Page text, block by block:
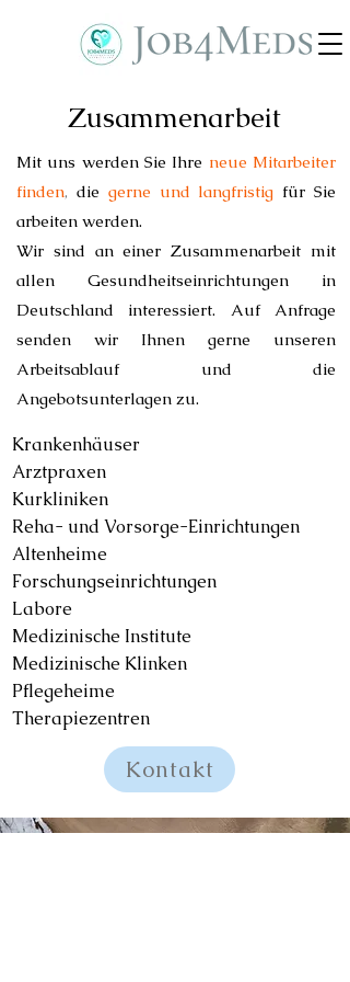
Zusammenarbeit
Mit uns werden Sie Ihre neue Mitarbeiter
finden, die gerne und langfristig für Sie
arbeiten werden.
Wir sind an einer Zusammenarbeit mit
allen Gesundheitseinrichtungen in
Deutschland interessiert. Auf Anfrage
senden wir Ihnen gerne unseren
Arbeitsablauf und die
Angebotsunterlagen zu.
Krankenhäuser
Arztpraxen
Kurkliniken
​Reha- und Vorsorge-Einrichtungen
Altenheime
​Forschungseinrichtungen
​Labore
Medizinische Institute
Medizinische Klinken
​Pflegeheime
​Therapiezentren
Kontakt